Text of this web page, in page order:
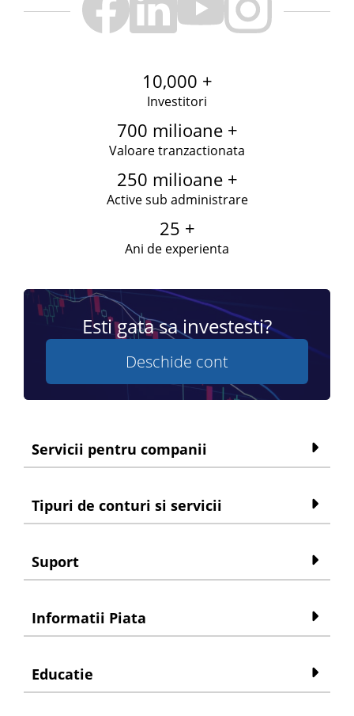
10,000 +
Investitori
700 milioane +
Valoare tranzactionata
250 milioane +
Active sub administrare
25 +
Ani de experienta
Esti gata sa investesti?
Deschide cont
Servicii pentru companii
Tipuri de conturi si servicii
Suport
Informatii Piata
Educatie